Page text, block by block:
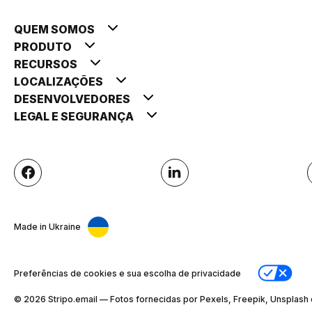
QUEM SOMOS
PRODUTO
RECURSOS
LOCALIZAÇÕES
DESENVOLVEDORES
LEGAL E SEGURANÇA
Made in Ukraine
Preferências de cookies e sua escolha de privacidade
© 2026 Stripо.email — Fotos fornecidas por Pexels, Freepik, Unsplash